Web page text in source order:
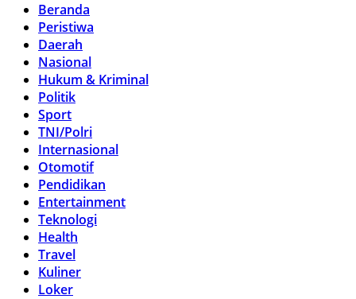
Beranda
Peristiwa
Daerah
Nasional
Hukum & Kriminal
Politik
Sport
TNI/Polri
Internasional
Otomotif
Pendidikan
Entertainment
Teknologi
Health
Travel
Kuliner
Loker